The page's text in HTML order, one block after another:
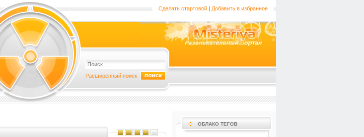
Сделать стартовой | Добавить в избранное
Расширенный поиск
ОБЛАКО ТЕГОВ